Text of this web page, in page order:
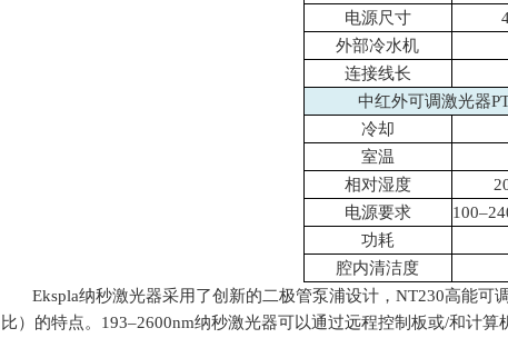
电源尺寸
外部冷水机
连接线长
中红外可调激光器
冷却
室温
相对湿度
电源要求
功耗
腔内清洁度
Ekspla纳秒激光器采用了创新的二极管泵浦设计， NT230高能可
比）的特点。 193–2600nm纳秒激光器可以通过远程控制板或/和计算